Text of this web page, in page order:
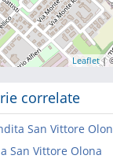
Leaflet|
correlate
San Vittore
San Vittore Olona